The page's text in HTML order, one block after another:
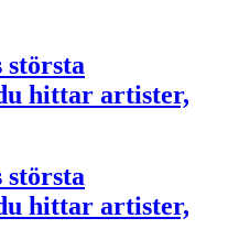
största
hittar artister,
största
hittar artister,